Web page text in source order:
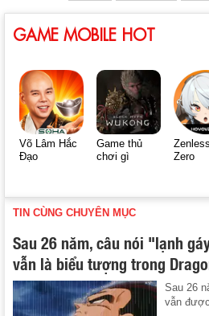
GAME MOBILE HOT
Võ Lâm Hắc
Đạo
Game thủ
chơi gì
Zero
TIN CÙNG CHUYÊN MỤC
Sau 26 năm, câu nói "lạnh
vẫn là biểu tượng trong
Sau 26
vẫn